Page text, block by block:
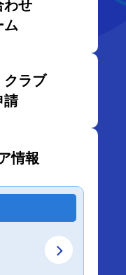
わせ
ム
クラブ
請
情報